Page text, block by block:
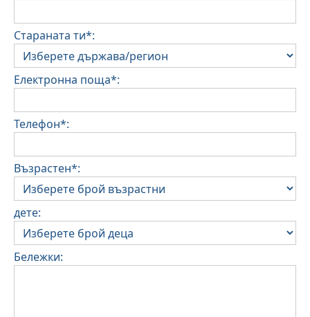
Стараната ти*:
Електронна поща*:
Телефон*:
Възрастен*:
дете:
Бележки: